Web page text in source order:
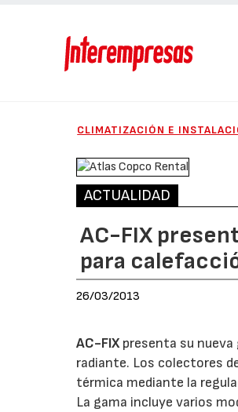
CLIMATIZACIÓN E
ACTUALIDAD
AC-FIX
para
26/03/2013
AC-FIXpresenta su nueva
radiante. Los colectores
térmica mediante la
La gama incluye varios